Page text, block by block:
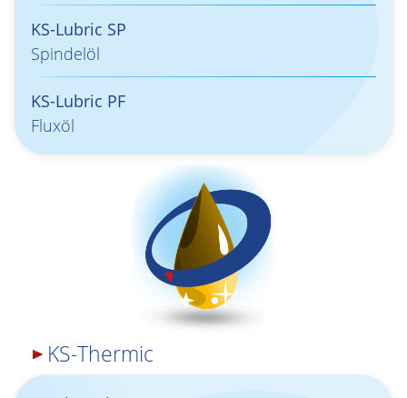
KS-Lubric SP
Spindelöl
KS-Lubric PF
Fluxöl
KS-Thermic